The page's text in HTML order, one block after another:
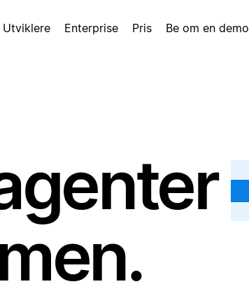
Utviklere Enterprise Pris Be om en demo